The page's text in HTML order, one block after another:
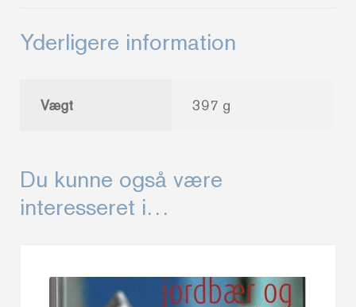
Yderligere information
Vægt 397 g
Du kunne også være
interesseret i…